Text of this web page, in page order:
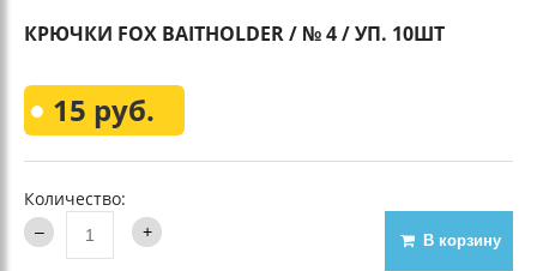
КРЮЧКИ FOX BAITHOLDER / № 4 / УП. 10ШТ
15 руб.
Количество:
В корзину